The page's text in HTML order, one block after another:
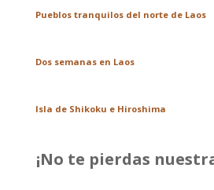
Pueblos tranquilos del norte de Laos
Dos semanas en Laos
Isla de Shikoku e Hiroshima
¡No te pierdas